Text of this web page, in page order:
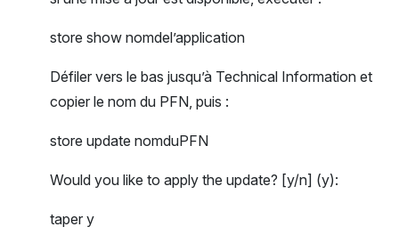
store show nomdel’application
Défiler vers le bas jusqu’à Technical Information et
copier le nom du PFN, puis :
store update nomduPFN
Would you like to apply the update? [y/n] (y):
taper y